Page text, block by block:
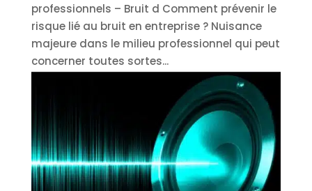
professionnels – Bruit d Comment prévenir le
risque lié au bruit en entreprise ? Nuisance
majeure dans le milieu professionnel qui peut
concerner toutes sortes...